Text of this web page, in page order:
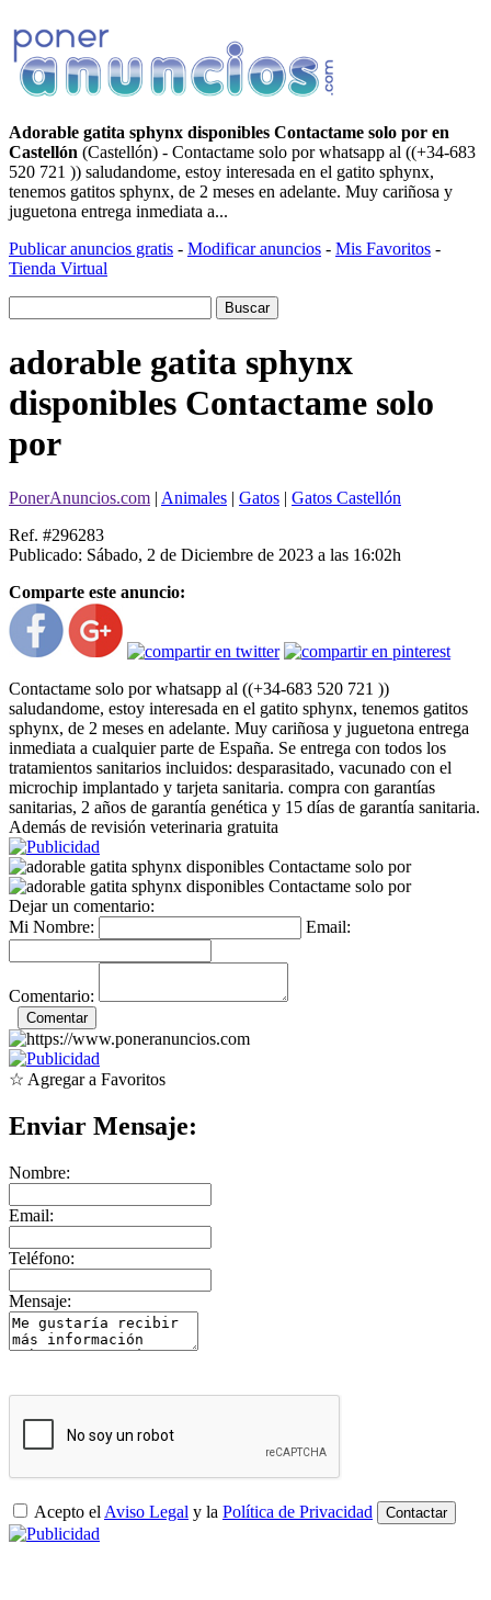
Adorable gatita sphynx disponibles Contactame solo por en
Castellón (Castellón) - Contactame solo por whatsapp al ((+34-683
520 721 )) saludandome, estoy interesada en el gatito sphynx,
tenemos gatitos sphynx, de 2 meses en adelante. Muy cariñosa y
juguetona entrega inmediata a...
Publicar anuncios gratis - Modificar anuncios - Mis Favoritos -
Tienda Virtual
adorable gatita sphynx
disponibles Contactame solo
por
PonerAnuncios.com | Animales | Gatos | Gatos Castellón
Ref. #296283
Publicado: Sábado, 2 de Diciembre de 2023 a las 16:02h
Comparte este anuncio:
Contactame solo por whatsapp al ((+34-683 520 721 ))
saludandome, estoy interesada en el gatito sphynx, tenemos gatitos
sphynx, de 2 meses en adelante. Muy cariñosa y juguetona entrega
inmediata a cualquier parte de España. Se entrega con todos los
tratamientos sanitarios incluidos: desparasitado, vacunado con el
microchip implantado y tarjeta sanitaria. compra con garantías
sanitarias, 2 años de garantía genética y 15 días de garantía sanitaria.
Además de revisión veterinaria gratuita
Dejar un comentario:
Mi Nombre:
Email:
Comentario:
☆ Agregar a Favoritos
Enviar Mensaje:
Nombre:
Email:
Teléfono:
Mensaje:
Acepto el Aviso Legal y la Política de Privacidad